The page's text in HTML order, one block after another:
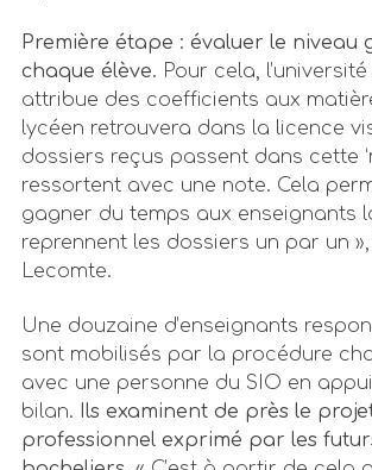
Première étape : évaluer le niveau
chaque élève. Pour cela,
attribue des coefficients aux
lycéen retrouvera dans la licence
dossiers reçus passent dans cette
ressortent avec une note. Cela
gagner du temps aux enseignants
reprennent les dossiers un par un
Lecomte.
Une douzaine d’enseignants
sont mobilisés par la procédure
avec une personne du SIO en
bilan. Ils examinent de près le
professionnel exprimé par les